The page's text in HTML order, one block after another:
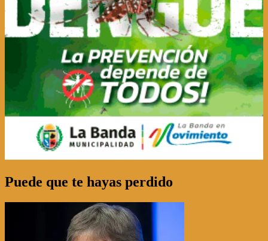
Puede que te hayas perdido